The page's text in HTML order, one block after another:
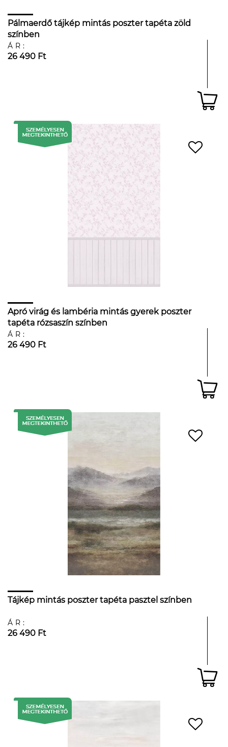
Pálmaerdő tájkép mintás poszter tapéta zöld
színben
ÁR:
26 490 Ft
Apró virág és lambéria mintás gyerek poszter
tapéta rózsaszín színben
ÁR:
26 490 Ft
Tájkép mintás poszter tapéta pasztel színben
ÁR:
26 490 Ft